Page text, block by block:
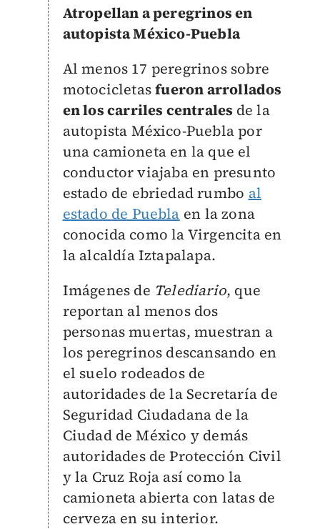
Atropellan a peregrinos en
autopista México-Puebla
Al menos 17 peregrinos sobre
motocicletasfueron arrollados
en los carriles centrales de la
autopista México-Puebla por
una camioneta en la que el
conductor viajaba en presunto
estado de ebriedad rumbo al
estado de Puebla en la zona
conocida como la Virgencita en
la alcaldía Iztapalapa.
Imágenes de Telediario, que
reportan al menos dos
personas muertas, muestran a
los peregrinos descansando en
el suelo rodeados de
autoridades de la Secretaría de
Seguridad Ciudadana de la
Ciudad de México y demás
autoridades de Protección Civil
y la Cruz Roja así como la
camioneta abierta con latas de
cerveza en su interior.